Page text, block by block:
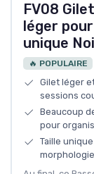
FV08
léger
unique
🔥 POPULAIRE
Gilet léger
sessions
Beaucoup
pour
Taille